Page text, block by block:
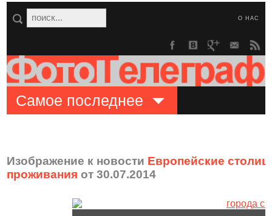
О НАС
Самое последнее
Изображение к новости Европейские
проживания от 30.07.2014